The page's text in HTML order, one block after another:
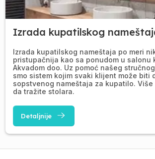
Izrada kupatilskog
Izrada kupatilskog nameštaja po meri
pristupačnija kao sa ponudom u salonu
Akvadom doo. Uz pomoć našeg
smo sistem kojim svaki klijent može biti
sopstvenog nameštaja za kupatilo.
da tražite stolara.
Detaljnije